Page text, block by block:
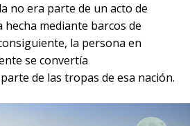
no era parte de un acto de
mediante barcos de
la persona en
se convertía
de las tropas de esa nación.